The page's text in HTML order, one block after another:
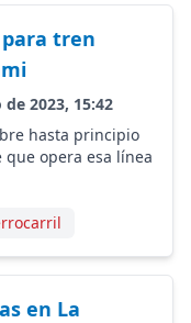
tren
2023, 15:42
hasta principio
opera esa línea
en La